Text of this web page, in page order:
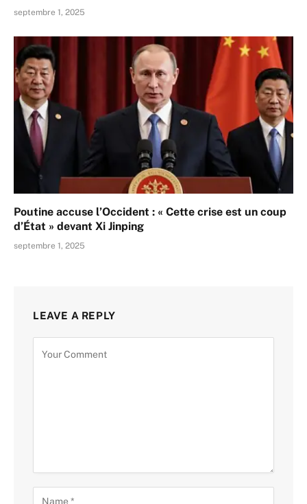
septembre 1, 2025
Poutine accuse l’Occident : « Cette crise est un coup
d’État » devant Xi Jinping
septembre 1, 2025
LEAVE A REPLY